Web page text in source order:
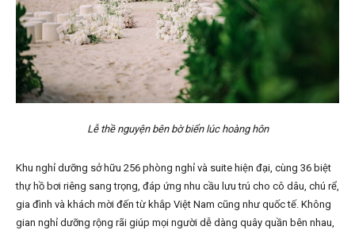
Lễ thề nguyện bên bờ biển lúc hoàng hôn
Khu nghỉ dưỡng sở hữu 256 phòng nghỉ và suite hiện đại, cùng 36 biệt
thự hồ bơi riêng sang trọng, đáp ứng nhu cầu lưu trú cho cô dâu, chú rể,
gia đình và khách mời đến từ khắp Việt Nam cũng như quốc tế. Không
gian nghỉ dưỡng rộng rãi giúp mọi người dễ dàng quây quần bên nhau,